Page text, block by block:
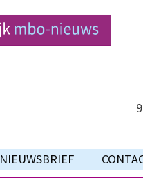
NIEUWSBRIEF